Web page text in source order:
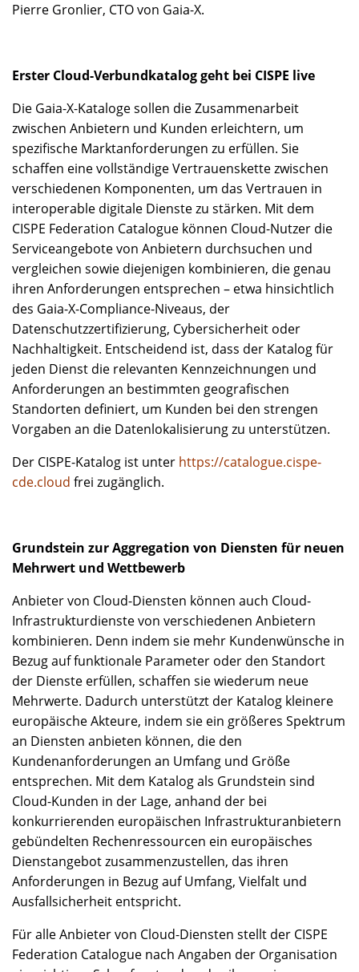
Pierre Gronlier, CTO von Gaia-X.
Erster Cloud-Verbundkatalog geht bei CISPE live
Die Gaia-X-Kataloge sollen die Zusammenarbeit
zwischen Anbietern und Kunden erleichtern, um
spezifische Marktanforderungen zu erfüllen. Sie
schaffen eine vollständige Vertrauenskette zwischen
verschiedenen Komponenten, um das Vertrauen in
interoperable digitale Dienste zu stärken. Mit dem
CISPE Federation Catalogue können Cloud-Nutzer die
Serviceangebote von Anbietern durchsuchen und
vergleichen sowie diejenigen kombinieren, die genau
ihren Anforderungen entsprechen – etwa hinsichtlich
des Gaia-X-Compliance-Niveaus, der
Datenschutzzertifizierung, Cybersicherheit oder
Nachhaltigkeit. Entscheidend ist, dass der Katalog für
jeden Dienst die relevanten Kennzeichnungen und
Anforderungen an bestimmten geografischen
Standorten definiert, um Kunden bei den strengen
Vorgaben an die Datenlokalisierung zu unterstützen.
Der CISPE-Katalog ist unter https://catalogue.cispe-
cde.cloud frei zugänglich.
Grundstein zur Aggregation von Diensten für neuen
Mehrwert und Wettbewerb
Anbieter von Cloud-Diensten können auch Cloud-
Infrastrukturdienste von verschiedenen Anbietern
kombinieren. Denn indem sie mehr Kundenwünsche in
Bezug auf funktionale Parameter oder den Standort
der Dienste erfüllen, schaffen sie wiederum neue
Mehrwerte. Dadurch unterstützt der Katalog kleinere
europäische Akteure, indem sie ein größeres Spektrum
an Diensten anbieten können, die den
Kundenanforderungen an Umfang und Größe
entsprechen. Mit dem Katalog als Grundstein sind
Cloud-Kunden in der Lage, anhand der bei
konkurrierenden europäischen Infrastrukturanbietern
gebündelten Rechenressourcen ein europäisches
Dienstangebot zusammenzustellen, das ihren
Anforderungen in Bezug auf Umfang, Vielfalt und
Ausfallsicherheit entspricht.
Für alle Anbieter von Cloud-Diensten stellt der CISPE
Federation Catalogue nach Angaben der Organisation